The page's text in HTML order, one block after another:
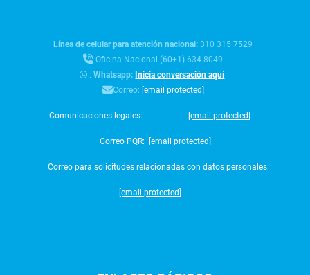
Línea de celular para atención nacional:310 315 7529
Oficina Nacional (60+1) 634-8049
:Whatsapp: Inicia conversación aquí
Correo: [email protected]
Comunicaciones legales: [email protected]
Correo PQR: [email protected]
Correo para solicitudes relacionadas con datos personales:
[email protected]